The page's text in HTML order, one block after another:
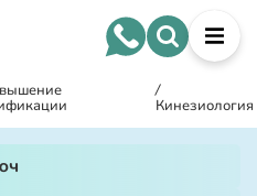
/
Кинезиология